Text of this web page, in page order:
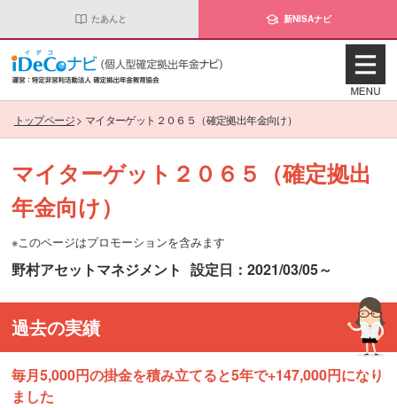
たあんと 新NISAナビ
トップページ> マイターゲット２０６５（確定拠出年金向け）
マイターゲット２０６５（確定拠出
年金向け）
※このページはプロモーションを含みます
野村アセットマネジメント 設定日：2021/03/05～
過去の実績
毎月5,000円の掛金を積み立てると5年で+147,000円になり
ました